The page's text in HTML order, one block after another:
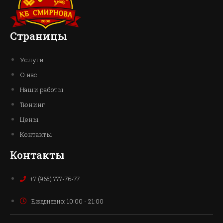
Страницы
Услуги
О нас
Наши работы
Тюнинг
Цены
Контакты
Контакты
+7 (965) 777-76-77
Ежедневно: 10:00 - 21:00